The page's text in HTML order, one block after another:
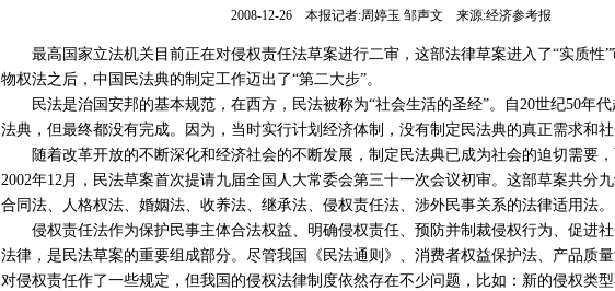
2008-12-26 本报记者:周婷玉 邹声文 来源:经济参考报
最高国家立法机关目前正在对侵权责任法草案进行二审，这部法律草案进入了“实质性”
物权法之后，中国民法典的制定工作迈出了“第二大步”。
民法是治国安邦的基本规范，在西方，民法被称为“社会生活的圣经”。自20世纪50年代
法典，但最终都没有完成。因为，当时实行计划经济体制，没有制定民法典的真正需求和社
随着改革开放的不断深化和经济社会的不断发展，制定民法典已成为社会的迫切需要，
2002年12月，民法草案首次提请九届全国人大常委会第三十一次会议初审。这部草案共分九
合同法、人格权法、婚姻法、收养法、继承法、侵权责任法、涉外民事关系的法律适用法。
侵权责任法作为保护民事主体合法权益、明确侵权责任、预防并制裁侵权行为、促进社
法律，是民法草案的重要组成部分。尽管我国《民法通则》、消费者权益保护法、产品质
对侵权责任作了一些规定，但我国的侵权法律制度依然存在不少问题，比如：新的侵权类